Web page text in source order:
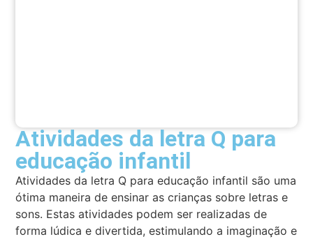
Atividades da letra Q para
educação infantil
Atividades da letra Q para educação infantil são uma
ótima maneira de ensinar as crianças sobre letras e
sons. Estas atividades podem ser realizadas de
forma lúdica e divertida, estimulando a imaginação e